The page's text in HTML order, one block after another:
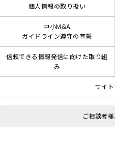
個人情報の取り扱い
中小M&A
ガイドライン遵守の宣誓
信頼できる情報発信に向けた取り組
み
サイ
ご相談者